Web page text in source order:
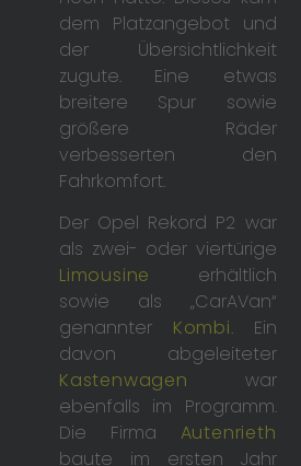
dem Platzangebot und
der Übersichtlichkeit
zugute. Eine etwas
breitere Spur sowie
größere Räder
verbesserten den
Fahrkomfort.
Der Opel Rekord P2 war
als zwei- oder viertürige
Limousine erhältlich
sowie als „CarAVan“
genannter Kombi. Ein
davon abgeleiteter
Kastenwagen war
ebenfalls im Programm.
Die Firma Autenrieth
baute im ersten Jahr